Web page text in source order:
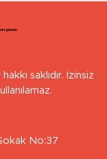
saklıdır. İzinsiz
No:37